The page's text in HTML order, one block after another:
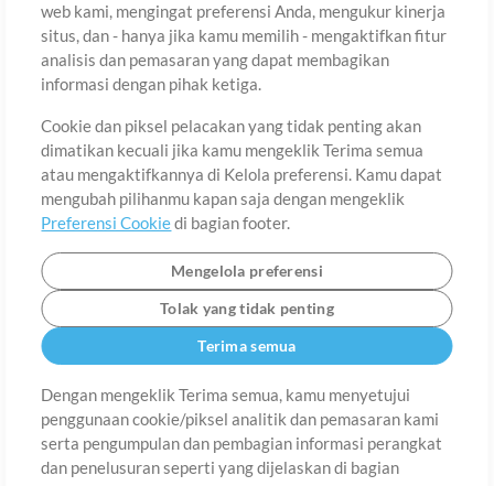
web kami, mengingat preferensi Anda, mengukur kinerja
situs, dan - hanya jika kamu memilih - mengaktifkan fitur
analisis dan pemasaran yang dapat membagikan
informasi dengan pihak ketiga.
Cookie dan piksel pelacakan yang tidak penting akan
dimatikan kecuali jika kamu mengeklik Terima semua
atau mengaktifkannya di Kelola preferensi. Kamu dapat
mengubah pilihanmu kapan saja dengan mengeklik
Preferensi Cookiedi bagian footer.
Mengelola preferensi
Tolak yang tidak penting
Terima semua
Dengan mengeklik Terima semua, kamu menyetujui
penggunaan cookie/piksel analitik dan pemasaran kami
serta pengumpulan dan pembagian informasi perangkat
dan penelusuran seperti yang dijelaskan di bagian
Negara
Provinsi Bahasa
Tentang Ketentuan Penggunaan Kebijakan Privasi
Preferensi
Cookie
Hubungi
©2006-2026 oleh MultiTracks.com LLC. Semua Hak Cipta Dilindungi